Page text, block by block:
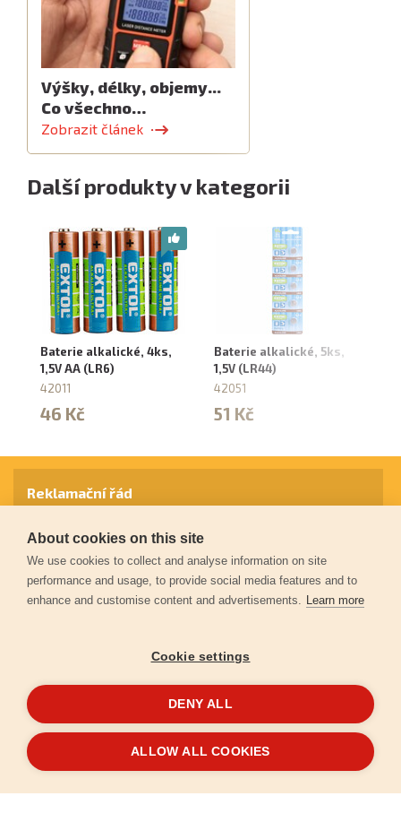
Výšky, délky, objemy...
Co všechno…
Zobrazit článek
Další produkty v kategorii
Baterie alkalické, 4ks,
1,5V AA (LR6)
42011
46 Kč
Baterie alkalické, 5ks,
1,5V (LR44)
42051
51 Kč
© 2026Extol.cz- Všechna práva vyhrazena
Reklamační řád
Záruční podmínky
Ochrana osobních údajů
VytvořiloFEO
About cookies on this site
We use cookies to collect and analyse information on site
performance and usage, to provide social media features and to
enhance and customise content and advertisements. Learn more
Cookie settings
DENY ALL
ALLOW ALL COOKIES